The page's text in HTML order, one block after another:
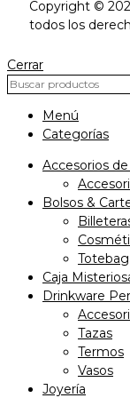
Copyright ©
todos los
Cerrar
Menú
Categorías
Accesorios
Bolsos &
Totebag
Caja
Drinkware
Tazas
Termos
Vasos
Joyería